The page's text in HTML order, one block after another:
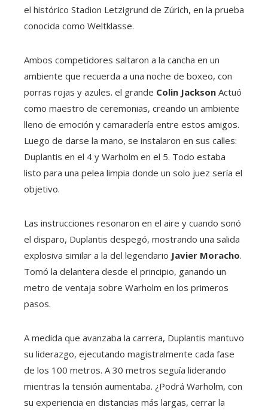
el histórico Stadion Letzigrund de Zúrich, en la prueba
conocida como Weltklasse.
Ambos competidores saltaron a la cancha en un
ambiente que recuerda a una noche de boxeo, con
porras rojas y azules. el grande Colin Jackson Actuó
como maestro de ceremonias, creando un ambiente
lleno de emoción y camaradería entre estos amigos.
Luego de darse la mano, se instalaron en sus calles:
Duplantis en el 4 y Warholm en el 5. Todo estaba
listo para una pelea limpia donde un solo juez sería el
objetivo.
Las instrucciones resonaron en el aire y cuando sonó
el disparo, Duplantis despegó, mostrando una salida
explosiva similar a la del legendario Javier Moracho.
Tomó la delantera desde el principio, ganando un
metro de ventaja sobre Warholm en los primeros
pasos.
A medida que avanzaba la carrera, Duplantis mantuvo
su liderazgo, ejecutando magistralmente cada fase
de los 100 metros. A 30 metros seguía liderando
mientras la tensión aumentaba. ¿Podrá Warholm, con
su experiencia en distancias más largas, cerrar la